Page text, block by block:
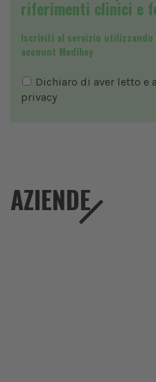
riferimenti clinici e
Iscriviti al servizio
account Medikey
Dichiaro di aver letto e
privacy
AZIENDE